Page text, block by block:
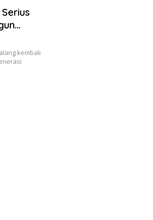
kembali